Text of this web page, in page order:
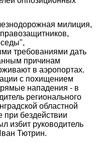
милиция,
требованиями дать
причинам
в аэропортах.
с похищением
нападения - в
регионального
областной
бездействии
избит руководитель
Тютрин.